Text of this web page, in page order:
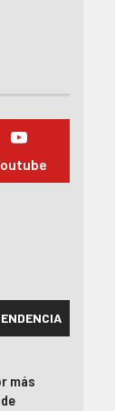
más